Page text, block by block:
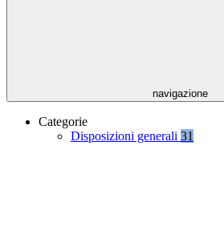
navigazione
Categorie
Disposizioni generali 31